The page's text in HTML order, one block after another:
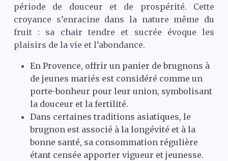
période de douceur et de prospérité. Cette
croyance s’enracine dans la nature même du
fruit : sa chair tendre et sucrée évoque les
plaisirs de la vie et l’abondance.
En Provence, offrir un panier de brugnons à
de jeunes mariés est considéré comme un
porte-bonheur pour leur union, symbolisant
la douceur et la fertilité.
Dans certaines traditions asiatiques, le
brugnon est associé à la longévité et à la
bonne santé, sa consommation régulière
étant censée apporter vigueur et jeunesse.